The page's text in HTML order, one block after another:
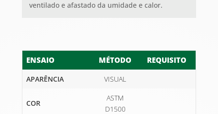
ventilado e afastado da umidade e calor.
ENSAIO MÉTODO REQUISITO
APARÊNCIA VISUAL
COR
ASTM
D1500